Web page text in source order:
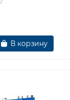
В корзину